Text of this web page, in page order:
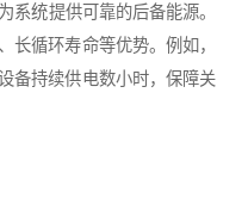
系统提供可靠的后备能源。
长循环寿命等优势。例如，
备持续供电数小时，保障关